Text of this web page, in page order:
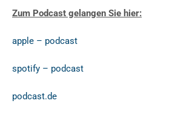
Zum Podcast gelangen Sie hier:
apple – podcast
spotify – podcast
podcast.de